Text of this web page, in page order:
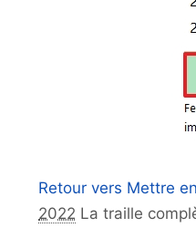
Retour vers Mettre
2022 La traille